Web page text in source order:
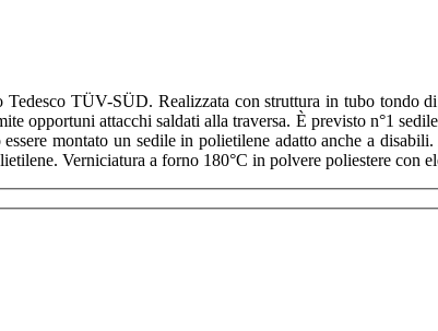
TÜV-SÜD. Realizzata con struttura in tubo tondo
opportuni attacchi saldati alla traversa. È previsto n°1
montato un sedile in polietilene adatto anche a
Verniciatura a forno 180°C in polvere poliestere con